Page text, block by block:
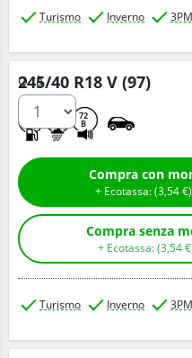
Turismo Inverno
245/40 R18 V (97)
72
B
Q.tà
+ Ecotassa: (3,54€
+ Ecotassa: (3,54€
Turismo Inverno